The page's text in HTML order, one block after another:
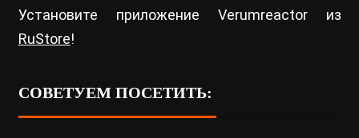
Установите приложение Verumreactor из
RuStore!
СОВЕТУЕМ ПОСЕТИТЬ: